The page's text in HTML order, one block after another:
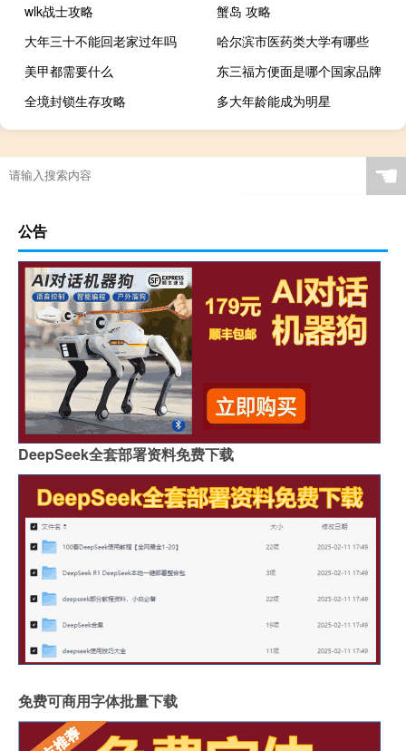
wlk战士攻略
蟹岛 攻略
大年三十不能回老家过年吗
哈尔滨市医药类大学有哪些
美甲都需要什么
东三福方便面是哪个国家品牌
全境封锁生存攻略
多大年龄能成为明星
☚
公告
DeepSeek全套部署资料免费下载
免费可商用字体批量下载